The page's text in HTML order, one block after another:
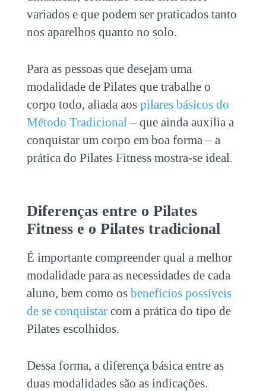
variados e que podem ser praticados tanto
nos aparelhos quanto no solo.
Para as pessoas que desejam uma
modalidade de Pilates que trabalhe o
corpo todo, aliada aos pilares básicos do
Método Tradicional – que ainda auxilia a
conquistar um corpo em boa forma – a
prática do Pilates Fitnessmostra-se ideal.
Diferenças entre o Pilates
Fitness e o Pilates tradicional
É importante compreender qual a melhor
modalidade para as necessidades de cada
aluno, bem como os benefícios possíveis
de se conquistar com a prática do tipo de
Pilates escolhidos.
Dessa forma, a diferença básica entre as
duas modalidades são as indicações.